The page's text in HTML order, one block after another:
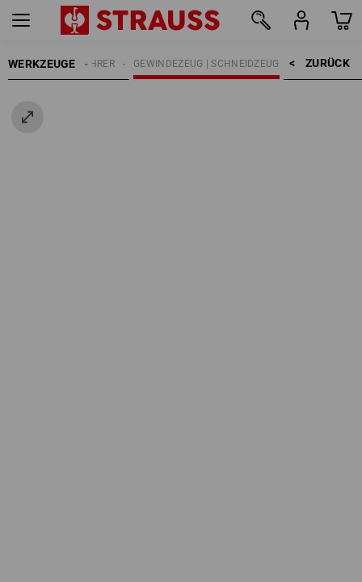
WERKZEUGE ZURÜCK    >
GEWINDEZEUG | SCHNEIDZEUG
BOHRER